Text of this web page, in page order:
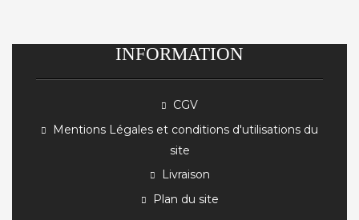
INFORMATION
CGV
Mentions Légales et conditions d'utilisations du
site
Livraison
Plan du site